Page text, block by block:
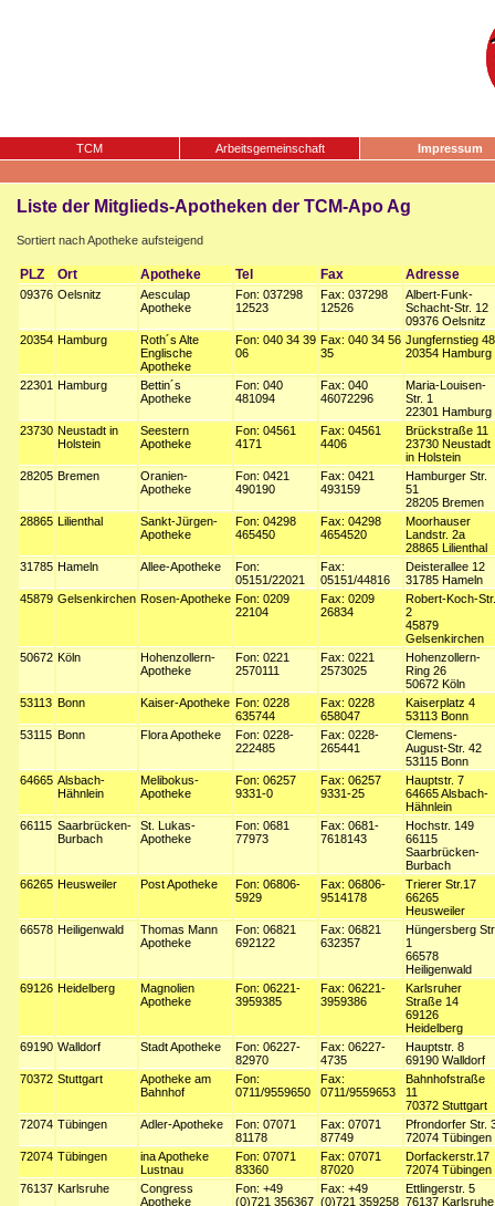
TCM Arbeitsgemeinschaft Impressum
Liste der Mitglieds-Apotheken der TCM-Apo Ag
Sortiert nach Apotheke aufsteigend
PLZ Ort Apotheke Tel Fax Adresse
09376 Oelsnitz
Aesculap
Apotheke
Fon: 037298
12523
Fax: 037298
12526
Albert-Funk-
Schacht-Str. 12
09376 Oelsnitz
20354 Hamburg
Roth´s Alte
Englische
Apotheke
Fon: 040 34 39
06
Fax: 040 34 56
35
Jungfernstieg 48
20354 Hamburg
22301 Hamburg
Bettin´s
Apotheke
Fon: 040
481094
Fax: 040
46072296
Maria-Louisen-
Str. 1
22301 Hamburg
23730 Neustadt in
Holstein
Seestern
Apotheke
Fon: 04561
4171
Fax: 04561
4406
Brückstraße 11
23730 Neustadt
in Holstein
28205 Bremen
Oranien-
Apotheke
Fon: 0421
490190
Fax: 0421
493159
Hamburger Str.
51
28205 Bremen
28865 Lilienthal
Sankt-Jürgen-
Apotheke
Fon: 04298
465450
Fax: 04298
4654520
Moorhauser
Landstr. 2a
28865 Lilienthal
31785 Hameln Allee-Apotheke
Fon:
05151/22021
Fax:
05151/44816
Deisterallee 12
31785 Hameln
45879 Gelsenkirchen Rosen-Apotheke Fon: 0209
22104
Fax: 0209
26834
Robert-Koch-Str.
2
45879
Gelsenkirchen
50672 Köln
Hohenzollern-
Apotheke
Fon: 0221
2570111
Fax: 0221
2573025
Hohenzollern-
Ring 26
50672 Köln
53113 Bonn Kaiser-Apotheke Fon: 0228
635744
Fax: 0228
658047
Kaiserplatz 4
53113 Bonn
53115 Bonn Flora Apotheke
Fon: 0228-
222485
Fax: 0228-
265441
Clemens-
August-Str. 42
53115 Bonn
64665 Alsbach-
Hähnlein
Melibokus-
Apotheke
Fon: 06257
9331-0
Fax: 06257
9331-25
Hauptstr. 7
64665 Alsbach-
Hähnlein
66115 Saarbrücken-
Burbach
St. Lukas-
Apotheke
Fon: 0681
77973
Fax: 0681-
7618143
Hochstr. 149
66115
Saarbrücken-
Burbach
66265 Heusweiler Post Apotheke
Fon: 06806-
5929
Fax: 06806-
9514178
Trierer Str.17
66265
Heusweiler
66578 Heiligenwald
Thomas Mann
Apotheke
Fon: 06821
692122
Fax: 06821
632357
Hüngersberg
1
66578
Heiligenwald
69126 Heidelberg
Magnolien
Apotheke
Fon: 06221-
3959385
Fax: 06221-
3959386
Karlsruher
Straße 14
69126
Heidelberg
69190 Walldorf Stadt Apotheke
Fon: 06227-
82970
Fax: 06227-
4735
Hauptstr. 8
69190 Walldorf
70372 Stuttgart
Apotheke am
Bahnhof
Fon:
0711/9559650
Fax:
0711/9559653
Bahnhofstraße
11
70372 Stuttgart
72074 Tübingen Adler-Apotheke
Fon: 07071
81178
Fax: 07071
87749
Pfrondorfer Str.
72074 Tübingen
72074 Tübingen
ina Apotheke
Lustnau
Fon: 07071
83360
Fax: 07071
87020
Dorfackerstr.17
72074 Tübingen
76137 Karlsruhe
Congress
Apotheke
Fon: +49
(0)721 356367
Fax: +49
(0)721 359258
Ettlingerstr. 5
76137 Karlsruhe